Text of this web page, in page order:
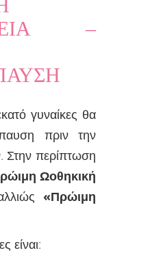
–
γυναίκες θα
πριν την
Στην περίπτωση
Ωοθηκική
«Πρώιμη
είναι: